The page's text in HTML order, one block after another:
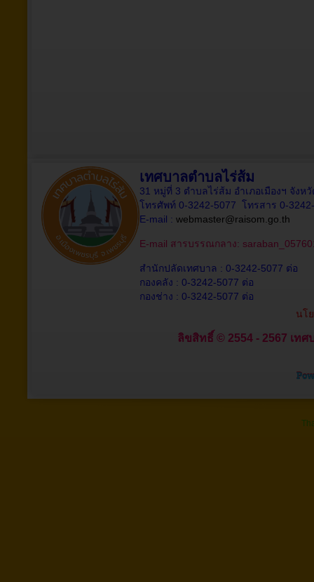
เทศบาลตำบลไร่ส้ม
31 หมู่ที่ 3 ตำบลไร่ส้ม อำเภอเมืองฯ จังห
โทรศัพท์ 0-3242-5077 โทรสาร 0-
E-mail : webmaster@raisom.go.th
E-mail สารบรรณกลาง:
สำนักปลัดเทศบาล : 0-3242-5077 ต่อ
กองคลัง : 0-3242-5077 ต่อ
กองช่าง : 0-3242-5077 ต่อ
นโ
ลิขสิทธิ์ © 2554 - 2567 เท